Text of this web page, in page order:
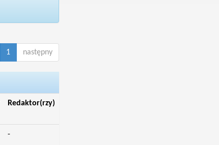
1 następny
Redaktor(rzy)
-